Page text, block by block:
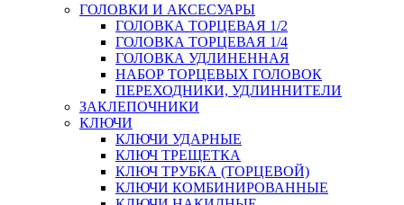
ГОЛОВКИ И АКСЕСУАРЫ
ГОЛОВКА ТОРЦЕВАЯ 1/2
ГОЛОВКА ТОРЦЕВАЯ 1/4
ГОЛОВКА УДЛИНЕННАЯ
НАБОР ТОРЦЕВЫХ ГОЛОВОК
ПЕРЕХОДНИКИ, УДЛИННИТЕЛИ
ЗАКЛЕПОЧНИКИ
КЛЮЧИ
КЛЮЧИ УДАРНЫЕ
КЛЮЧ ТРЕЩЕТКА
КЛЮЧ ТРУБКА (ТОРЦЕВОЙ)
КЛЮЧИ КОМБИНИРОВАННЫЕ